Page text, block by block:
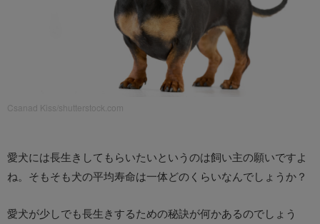
Csanad Kiss/shutterstock.com
愛犬には長生きしてもらいたいというのは飼い主の願いですよ
ね。そもそも犬の平均寿命は一体どのくらいなんでしょうか？
愛犬が少しでも長生きするための秘訣が何かあるのでしょう